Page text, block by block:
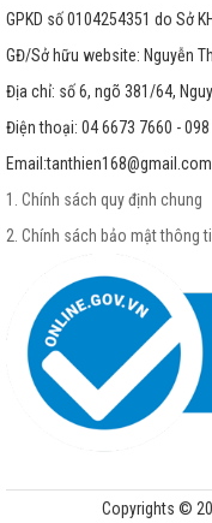
GPKD số 0104254351 do Sở
GĐ/Sở hữu website: Nguyễn
Địa chỉ: số 6, ngõ 381/64,
Điện thoại: 04 6673 7660 -
Email:tanthien168@gmail.com
1. Chính sách quy định chung
2. Chính sách bảo mật thông
Copyrights ©